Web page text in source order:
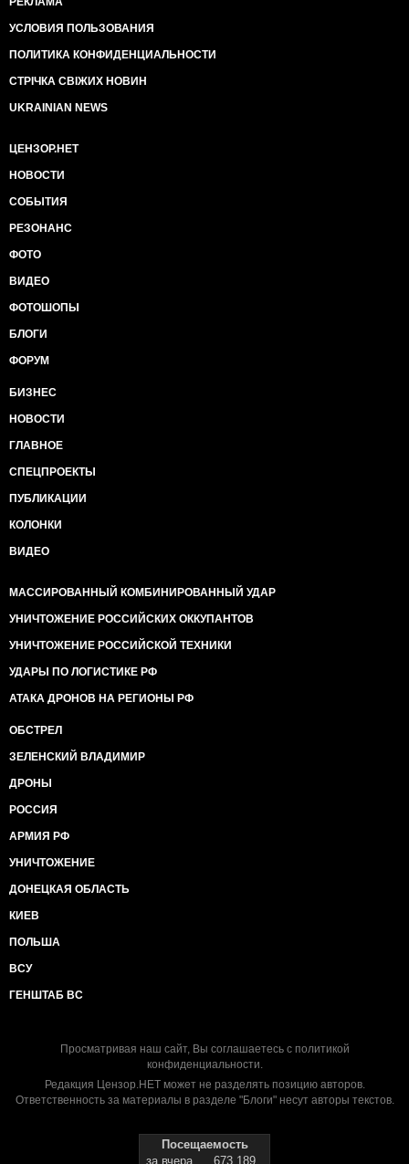
УСЛОВИЯ ПОЛЬЗОВАНИЯ
ПОЛИТИКА КОНФИДЕНЦИАЛЬНОСТИ
СТРІЧКА СВІЖИХ НОВИН
UKRAINIAN NEWS
ЦЕНЗОР.НЕТ
НОВОСТИ
СОБЫТИЯ
РЕЗОНАНС
ФОТО
ВИДЕО
ФОТОШОПЫ
БЛОГИ
ФОРУМ
БИЗНЕС
НОВОСТИ
ГЛАВНОЕ
СПЕЦПРОЕКТЫ
ПУБЛИКАЦИИ
КОЛОНКИ
ВИДЕО
МАССИРОВАННЫЙ КОМБИНИРОВАННЫЙ УДАР
УНИЧТОЖЕНИЕ РОССИЙСКИХ ОККУПАНТОВ
УНИЧТОЖЕНИЕ РОССИЙСКОЙ ТЕХНИКИ
УДАРЫ ПО ЛОГИСТИКЕ РФ
АТАКА ДРОНОВ НА РЕГИОНЫ РФ
ОБСТРЕЛ
ЗЕЛЕНСКИЙ ВЛАДИМИР
ДРОНЫ
РОССИЯ
АРМИЯ РФ
УНИЧТОЖЕНИЕ
ДОНЕЦКАЯ ОБЛАСТЬ
КИЕВ
ПОЛЬША
ВСУ
ГЕНШТАБ ВС
Просматривая наш сайт, Вы соглашаетесь с политикой
конфиденциальности.
Редакция Цензор.НЕТ может не разделять позицию авторов.
Ответственность за материалы в разделе "Блоги" несут авторы текстов.
Посещаемость
за вчера
673 189